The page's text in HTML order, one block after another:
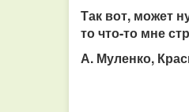
Так вот, может
то что-то мне
А. Муленко,